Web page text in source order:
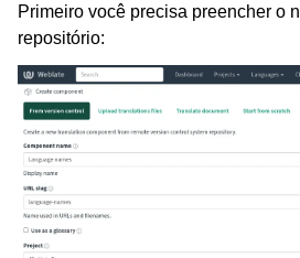
Primeiro você precisa preencher o
repositório: